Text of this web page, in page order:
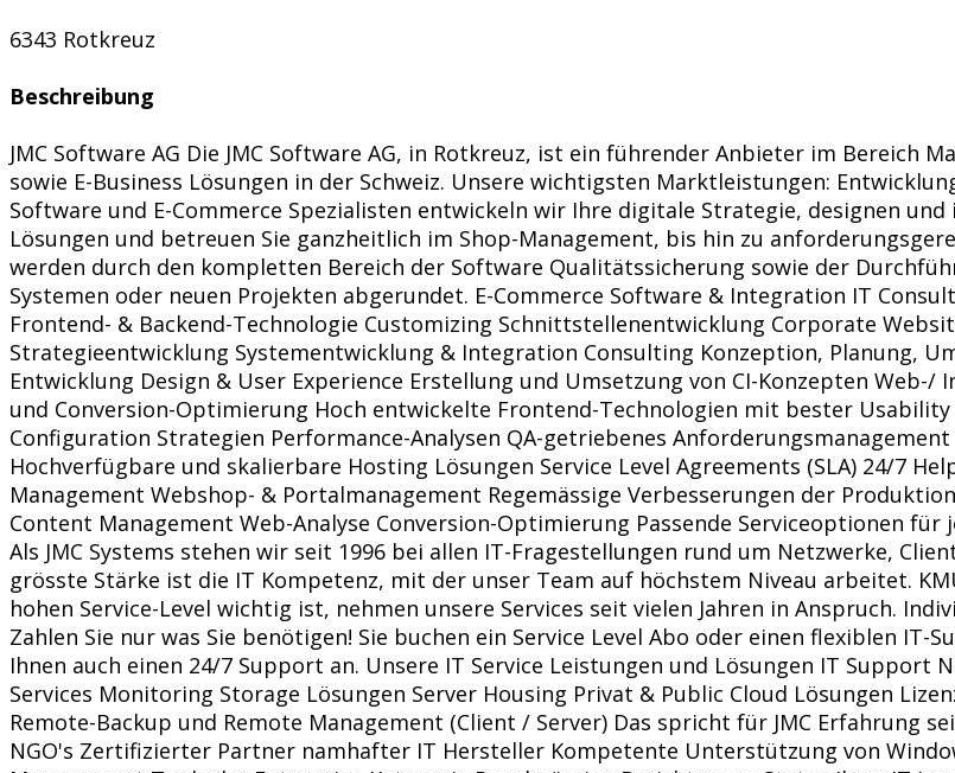
6343 Rotkreuz
Beschreibung
JMC Software AG Die JMC Software AG, in Rotkreuz, ist ein führender Anbieter im Bereich
sowie E-Business Lösungen in der Schweiz. Unsere wichtigsten Marktleistungen:
Software und E-Commerce Spezialisten entwickeln wir Ihre digitale Strategie, designen
Lösungen und betreuen Sie ganzheitlich im Shop-Management, bis hin zu
werden durch den kompletten Bereich der Software Qualitätssicherung sowie der
Systemen oder neuen Projekten abgerundet. E-Commerce Software & Integration IT
Frontend- & Backend-Technologie Customizing Schnittstellenentwicklung Corporate
Strategieentwicklung Systementwicklung & Integration Consulting Konzeption, Planung,
Entwicklung Design & User Experience Erstellung und Umsetzung von CI-Konzepten
und Conversion-Optimierung Hoch entwickelte Frontend-Technologien mit bester
Configuration Strategien Performance-Analysen QA-getriebenes
Hochverfügbare und skalierbare Hosting Lösungen Service Level Agreements (SLA) 24/7
Management Webshop- & Portalmanagement Regemässige Verbesserungen der
Content Management Web-Analyse Conversion-Optimierung Passende Serviceoptionen
Als JMC Systems stehen wir seit 1996 bei allen IT-Fragestellungen rund um Netzwerke,
grösste Stärke ist die IT Kompetenz, mit der unser Team auf höchstem Niveau arbeitet.
hohen Service-Level wichtig ist, nehmen unsere Services seit vielen Jahren in Anspruch.
Zahlen Sie nur was Sie benötigen! Sie buchen ein Service Level Abo oder einen flexiblen
Ihnen auch einen 24/7 Support an. Unsere IT Service Leistungen und Lösungen IT
Services Monitoring Storage Lösungen Server Housing Privat & Public Cloud Lösungen
Remote-Backup und Remote Management (Client / Server) Das spricht für JMC Erfahrung
NGO's Zertifizierter Partner namhafter IT Hersteller Kompetente Unterstützung von